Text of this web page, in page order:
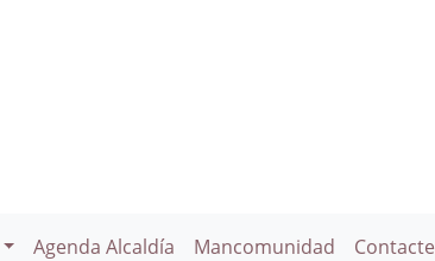
Agenda Alcaldía Mancomunidad Contacte